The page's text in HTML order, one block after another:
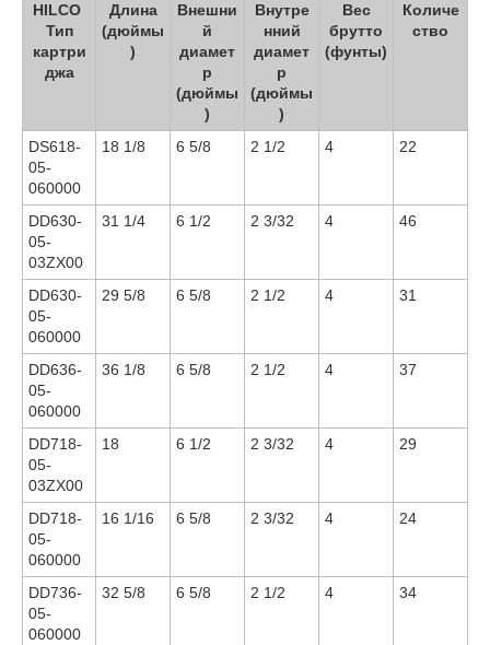
HILCO
Тип
картри
джа
Длина
(дюймы
)
Внешни
й
диамет
р
(дюймы
)
Внутре
нний
диамет
р
(дюймы
)
Вес
брутто
(фунты)
Количе
ство
DS618-
05-
060000
18 1/8 6 5/8 2 1/2 4 22
DD630-
05-
03ZX00
31 1/4 6 1/2 2 3/32 4 46
DD630-
05-
060000
29 5/8 6 5/8 2 1/2 4 31
DD636-
05-
060000
36 1/8 6 5/8 2 1/2 4 37
DD718-
05-
03ZX00
18 6 1/2 2 3/32 4 29
DD718-
05-
060000
16 1/16 6 5/8 2 3/32 4 24
DD736-
05-
060000
32 5/8 6 5/8 2 1/2 4 34